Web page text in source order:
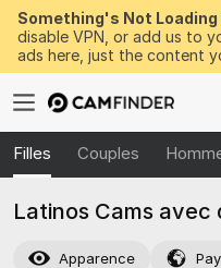
Something's Not Loading
disable VPN, or add us to
ads here, just the content
Filles Couples
Latinos Cams
Apparence